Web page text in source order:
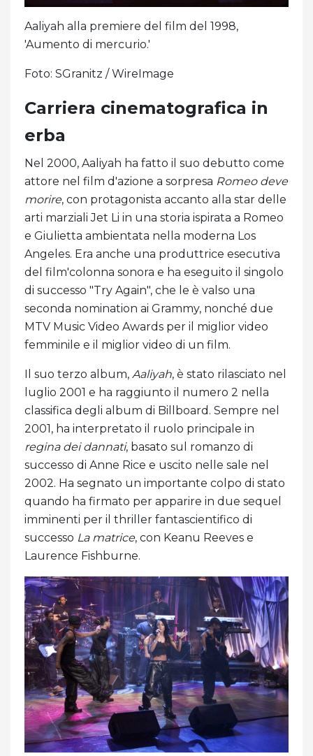
Aaliyah alla premiere del film del 1998,
'Aumento di mercurio.'
Foto: SGranitz / WireImage
Carriera cinematografica in
erba
Nel 2000, Aaliyah ha fatto il suo debutto come
attore nel film d'azione a sorpresa Romeo deve
morire, con protagonista accanto alla star delle
arti marziali Jet Li in una storia ispirata a Romeo
e Giulietta ambientata nella moderna Los
Angeles. Era anche una produttrice esecutiva
del film'colonna sonora e ha eseguito il singolo
di successo "Try Again", che le è valso una
seconda nomination ai Grammy, nonché due
MTV Music Video Awards per il miglior video
femminile e il miglior video di un film.
Il suo terzo album, Aaliyah, è stato rilasciato nel
luglio 2001 e ha raggiunto il numero 2 nella
classifica degli album di Billboard. Sempre nel
2001, ha interpretato il ruolo principale in
regina dei dannati, basato sul romanzo di
successo di Anne Rice e uscito nelle sale nel
2002. Ha segnato un importante colpo di stato
quando ha firmato per apparire in due sequel
imminenti per il thriller fantascientifico di
successo La matrice, con Keanu Reeves e
Laurence Fishburne.